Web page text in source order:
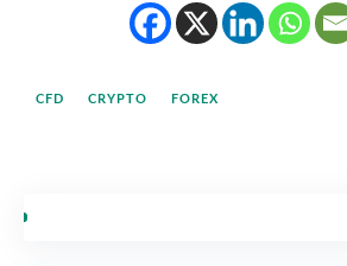
CFD CRYPTO FOREX